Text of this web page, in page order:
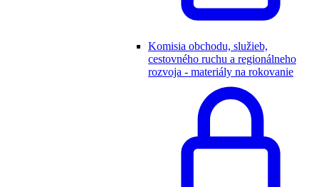
Komisia obchodu, služieb,
cestovného ruchu a regionálneho
rozvoja - materiály na rokovanie